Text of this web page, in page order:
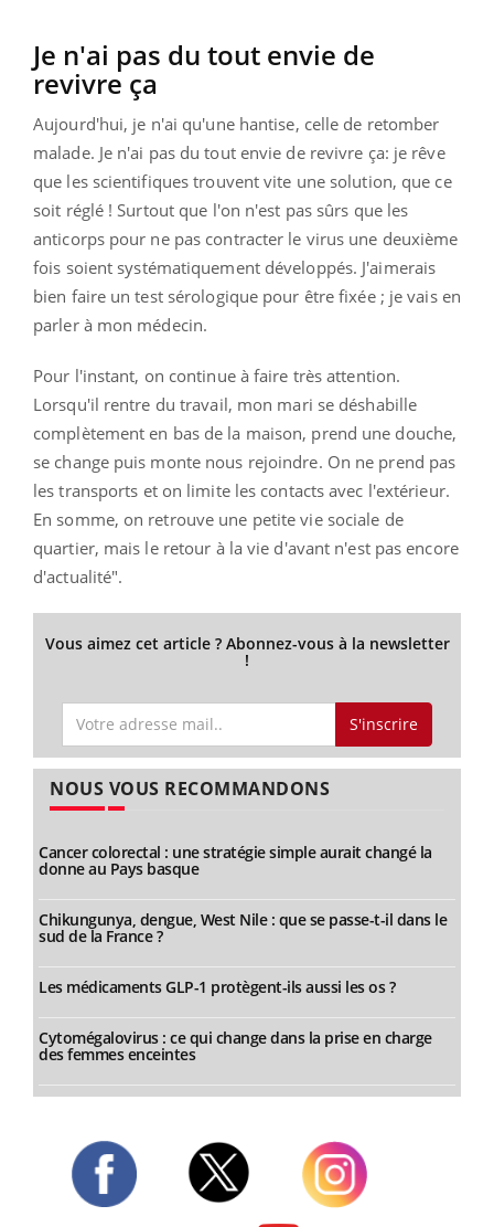
Je n'ai pas du tout envie de
revivre ça
Aujourd'hui, je n'ai qu'une hantise, celle de retomber
malade. Je n'ai pas du tout envie de revivre ça: je rêve
que les scientifiques trouvent vite une solution, que ce
soit réglé ! Surtout que l'on n'est pas sûrs que les
anticorps pour ne pas contracter le virus une deuxième
fois soient systématiquement développés. J'aimerais
bien faire un test sérologique pour être fixée ; je vais en
parler à mon médecin.
Pour l'instant, on continue à faire très attention.
Lorsqu'il rentre du travail, mon mari se déshabille
complètement en bas de la maison, prend une douche,
se change puis monte nous rejoindre. On ne prend pas
les transports et on limite les contacts avec l'extérieur.
En somme, on retrouve une petite vie sociale de
quartier, mais le retour à la vie d'avant n'est pas encore
d'actualité".
Vous aimez cet article ? Abonnez-vous à la newsletter
!
S'inscrire
NOUS VOUS RECOMMANDONS
Cancer colorectal : une stratégie simple aurait changé la
donne au Pays basque
Chikungunya, dengue, West Nile : que se passe-t-il dans le
sud de la France ?
Les médicaments GLP-1 protègent-ils aussi les os ?
Cytomégalovirus : ce qui change dans la prise en charge
des femmes enceintes